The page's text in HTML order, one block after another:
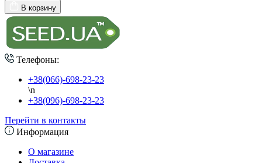
В корзину
Телефоны:
+38(066)-698-23-23
\n
+38(096)-698-23-23
Перейти в контакты
Информация
О магазине